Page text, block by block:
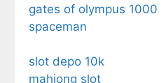
gates of olympus 1000
spaceman
slot depo 10k
mahjong slot